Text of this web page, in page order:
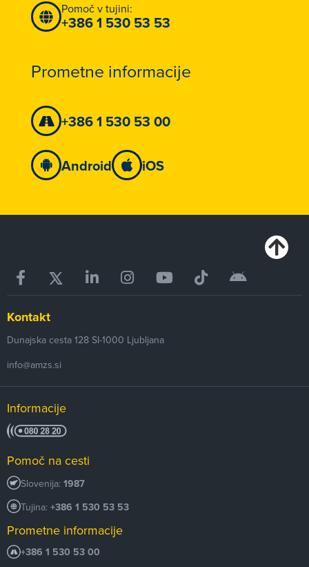
Pomoč v tujini:
+386 1 530 53 53
Prometne informacije
+386 1 530 53 00
Android iOS
Kontakt
Dunajska cesta 128 SI-1000 Ljubljana
info@amzs.si
Informacije
Pomoč na cesti
Slovenija: 1987
Tujina: +386 1 530 53 53
Prometne informacije
+386 1 530 53 00